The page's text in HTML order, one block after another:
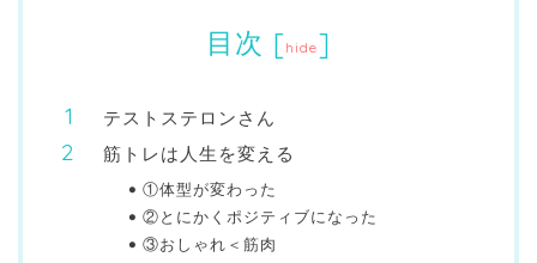
目次 [hide]
テストステロンさん
筋トレは人生を変える
①体型が変わった
②とにかくポジティブになった
③おしゃれ＜筋肉